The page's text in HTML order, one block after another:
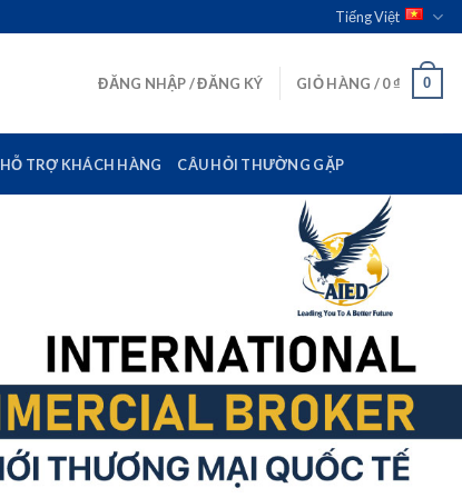
Tiếng Việt
ĐĂNG NHẬP / ĐĂNG KÝ GIỎ HÀNG /0₫ 0
HỖ TRỢ KHÁCH HÀNG CÂU HỎI THƯỜNG GẶP